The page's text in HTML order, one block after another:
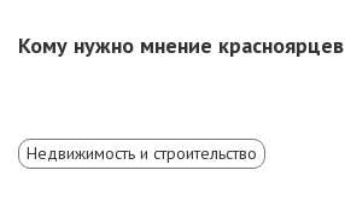
Кому нужно мнение красноярцев
Недвижимость и строительство